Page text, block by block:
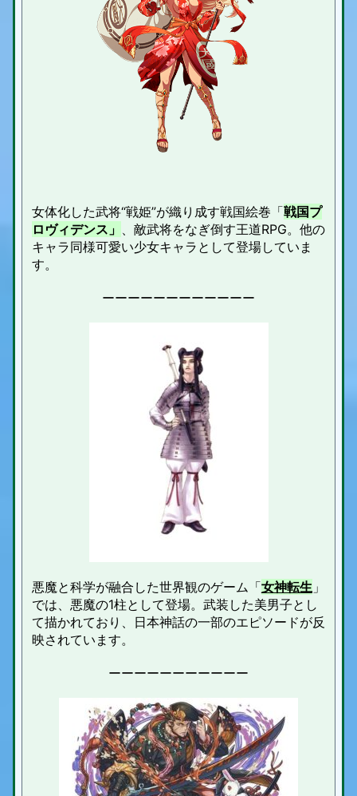
女体化した武将“戦姫”が織り成す戦国絵巻「戦国プ
ロヴィデンス」
、敵武将をなぎ倒す王道RPG。他の
キャラ同様可愛い少女キャラとして登場していま
す。
ーーーーーーーーーーーー
悪魔と科学が融合した世界観のゲーム「女神転生 」
では、悪魔の1柱として登場。武装した美男子とし
て描かれており、日本神話の一部のエピソードが反
映されています。
ーーーーーーーーーーー